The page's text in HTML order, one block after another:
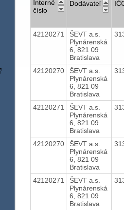
Interné
číslo
Dodávateľ
42120271
ŠEVT a.s.
Plynárenská
6, 821 09
Bratislava
42120270
ŠEVT a.s.
Plynárenská
6, 821 09
Bratislava
42120271
ŠEVT a.s.
Plynárenská
6, 821 09
Bratislava
42120270
ŠEVT a.s.
Plynárenská
6, 821 09
Bratislava
42120271
ŠEVT a.s.
Plynárenská
6, 821 09
Bratislava